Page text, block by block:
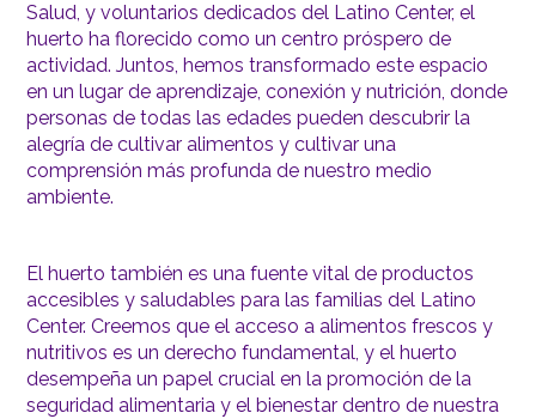
Salud, y voluntarios dedicados del Latino Center, el
huerto ha florecido como un centro próspero de
actividad. Juntos, hemos transformado este espacio
en un lugar de aprendizaje, conexión y nutrición, donde
personas de todas las edades pueden descubrir la
alegría de cultivar alimentos y cultivar una
comprensión más profunda de nuestro medio
ambiente.
El huerto también es una fuente vital de productos
accesibles y saludables para las familias del Latino
Center. Creemos que el acceso a alimentos frescos y
nutritivos es un derecho fundamental, y el huerto
desempeña un papel crucial en la promoción de la
seguridad alimentaria y el bienestar dentro de nuestra